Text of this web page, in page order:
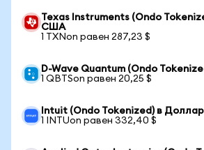
Texas Instruments (Ondo
США
1 TXNon равен 287,23 $
D-Wave Quantum (Ondo
1 QBTSon равен 20,25 $
Intuit (Ondo Tokenized) в
1 INTUon равен 332,40 $